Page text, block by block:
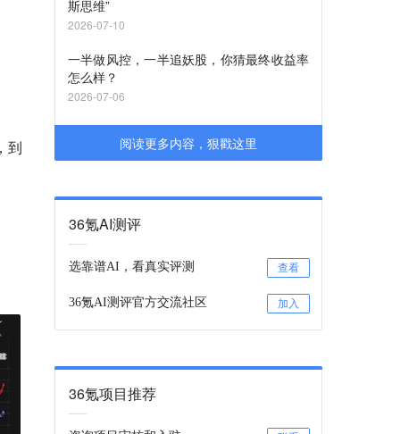
到
斯思维”
2026-07-10
一半做风控，一半追妖股，你猜最终收益率
怎么样？
2026-07-06
阅读更多内容，狠戳这里
36氪AI测评
选靠谱AI，看真实评测 查看
36氪AI测评官方交流社区 加入
36氪项目推荐